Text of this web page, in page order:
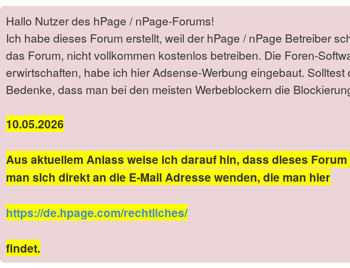
Hallo Nutzer des hPage / nPage-Forums!
Ich habe dieses Forum erstellt, weil der hPage / nPage Betreiber
das Forum, nicht vollkommen kostenlos betreiben. Die Foren-
erwirtschaften, habe ich hier Adsense-Werbung eingebaut.
Bedenke, dass man bei den meisten Werbeblockern die
10.05.2026
Aus aktuellem Anlass weise ich darauf hin, dass dieses
man sich direkt an die E-Mail Adresse wenden, die man hier
https://de.hpage.com/rechtliches/
findet.